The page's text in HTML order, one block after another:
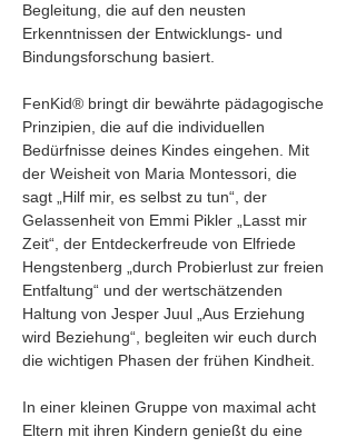
Begleitung, die auf den neusten
Erkenntnissen der Entwicklungs- und
Bindungsforschung basiert.
FenKid® bringt dir bewährte pädagogische
Prinzipien, die auf die individuellen
Bedürfnisse deines Kindes eingehen. Mit
der Weisheit von Maria Montessori, die
sagt „Hilf mir, es selbst zu tun“, der
Gelassenheit von Emmi Pikler „Lasst mir
Zeit“, der Entdeckerfreude von Elfriede
Hengstenberg „durch Probierlust zur freien
Entfaltung“ und der wertschätzenden
Haltung von Jesper Juul „Aus Erziehung
wird Beziehung“, begleiten wir euch durch
die wichtigen Phasen der frühen Kindheit.
In einer kleinen Gruppe von maximal acht
Eltern mit ihren Kindern genießt du eine